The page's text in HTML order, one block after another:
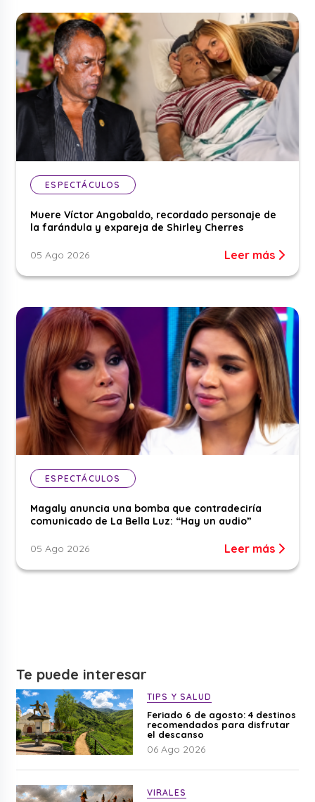
ESPECTÁCULOS
Muere Víctor Angobaldo, recordado personaje de
la farándula y expareja de Shirley Cherres
05 Ago 2026 Leer más
ESPECTÁCULOS
Magaly anuncia una bomba que contradeciría
comunicado de La Bella Luz: “Hay un audio”
05 Ago 2026 Leer más
Te puede interesar
TIPS Y SALUD
Feriado 6 de agosto: 4 destinos
recomendados para disfrutar
el descanso
06 Ago 2026
VIRALES